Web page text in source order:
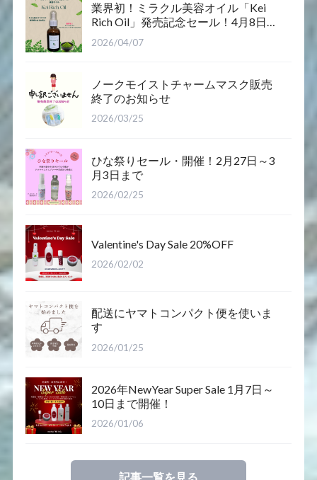
業界初！ミラクル美容オイル「Kei
Rich Oil」発売記念セール！4月8日12
時～12日まで
2026/04/07
ノークモイストチャームマスク販売
終了のお知らせ
2026/03/25
ひな祭りセール・開催！2月27日～3
月3日まで
2026/02/25
Valentine's Day Sale 20%OFF
2026/02/02
配送にヤマトコンパクト便を使いま
す
2026/01/25
2026年NewYear Super Sale 1月7日～
10日まで開催！
2026/01/06
記事一覧を見る